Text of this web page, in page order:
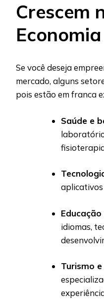
Crescem
Se você deseja
mercado, alguns
pois estão em franca
Saúde e
aplicativos
idiomas,
Turismo